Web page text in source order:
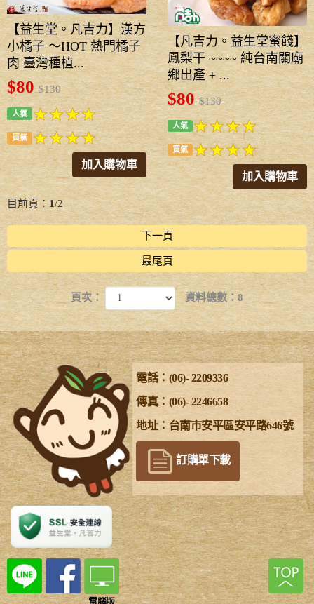
【益生堂。凡吉力】漢方
小橘子 ～HOT 熱門橘子
肉 臺灣種植...
$80$130
人氣
買氣
加入購物車
【凡吉力。益生堂蜜餞】
鳳梨干 ~~~~ 純台南關廟
鄉出產 + ...
$80$130
人氣
買氣
加入購物車
目前頁：1/2
下一頁
最尾頁
頁次： 資料總數：8
電話：(06)- 2209336
傳真：(06)- 2246658
地址：台南市安平區安平路646號
訂購單下載
電腦版